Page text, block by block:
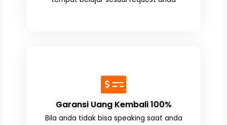
Garansi Uang Kembali 100%
Bila anda tidak bisa speaking saat anda